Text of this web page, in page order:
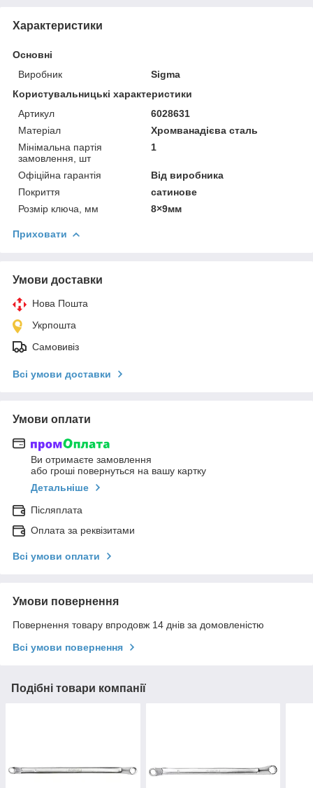
Характеристики
Основні
Виробник
Sigma
Користувальницькі характеристики
Артикул
6028631
Матеріал
Хромванадієва сталь
Мінімальна партія
замовлення, шт
1
Офіційна гарантія
Від виробника
Покриття
сатинове
Розмір ключа, мм
8×9мм
Приховати
Умови доставки
Нова Пошта
Укрпошта
Самовивіз
Всі умови доставки
Умови оплати
Ви отримаєте замовлення
або гроші повернуться на вашу картку
Детальніше
Післяплата
Оплата за реквізитами
Всі умови оплати
Умови повернення
Повернення товару впродовж 14 днів за домовленістю
Всі умови повернення
Подібні товари компанії